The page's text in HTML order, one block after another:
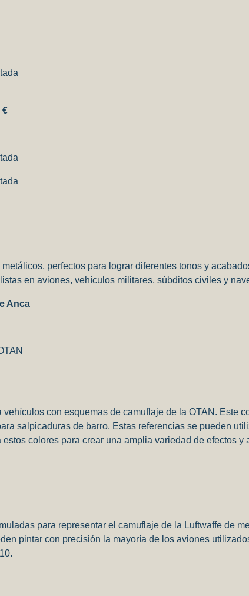
€
perfectos para lograr diferentes tonos y
en aviones, vehículos militares, súbditos civiles y
Anca
con esquemas de camuflaje de la OTAN. Este
salpicaduras de barro. Estas referencias se pueden
colores para crear una amplia variedad de efectos y
para representar el camuflaje de la Luftwaffe de
pintar con precisión la mayoría de los aviones